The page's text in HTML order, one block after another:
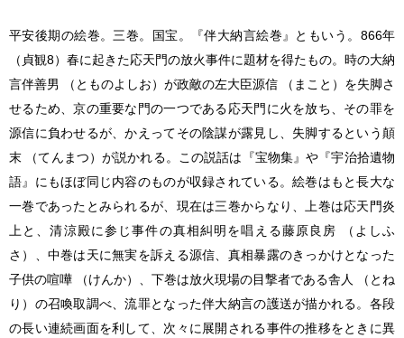
平安後期の絵巻。三巻。国宝。『伴大納言絵巻』ともいう。866年
（貞観8）春に起きた応天門の放火事件に題材を得たもの。時の大納
言伴善男 （とものよしお）が政敵の左大臣源信 （まこと）を失脚さ
せるため、京の重要な門の一つである応天門に火を放ち、その罪を
源信に負わせるが、かえってその陰謀が露見し、失脚するという顛
末 （てんまつ）が説かれる。この説話は『宝物集』や『宇治拾遺物
語』にもほぼ同じ内容のものが収録されている。絵巻はもと長大な
一巻であったとみられるが、現在は三巻からなり、上巻は応天門炎
上と、清涼殿に参じ事件の真相糾明を唱える藤原良房 （よしふ
さ）、中巻は天に無実を訴える源信、真相暴露のきっかけとなった
子供の喧嘩 （けんか）、下巻は放火現場の目撃者である舎人 （とね
り）の召喚取調べ、流罪となった伴大納言の護送が描かれる。各段
の長い連続画面を利して、次々に展開される事件の推移をときに異